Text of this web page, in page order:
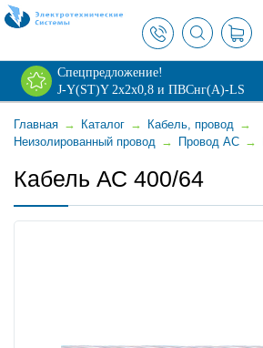
Спецпредложение!
J-Y(ST)Y 2х2х0,8 и ПВСнг(А)-LS
Главная → Каталог → Кабель, провод →
Неизолированный провод → Провод АС →
Кабель АС 400/64